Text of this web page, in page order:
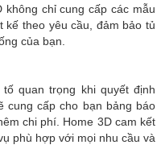
chỉ cung cấp các mẫu
kế theo yêu cầu, đảm bảo tủ
của bạn.
quan trọng khi quyết định
cấp cho bạn bảng báo
chi phí. Home 3D cam kết
phù hợp với mọi nhu cầu và